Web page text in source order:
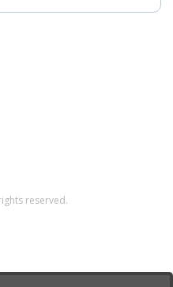
reserved.
få råd og vejledning,